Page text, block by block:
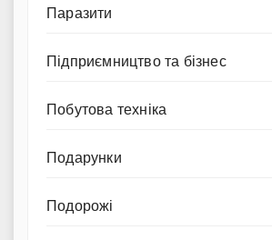
Паразити
Підприємництво та бізнес
Побутова техніка
Подарунки
Подорожі